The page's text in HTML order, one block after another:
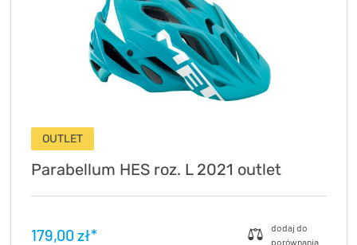
OUTLET
Parabellum HES roz. L 2021 outlet
179,00 zł*